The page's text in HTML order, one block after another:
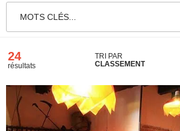
MOTS CLÉS...
24
résultats
TRI PAR
CLASSEMENT